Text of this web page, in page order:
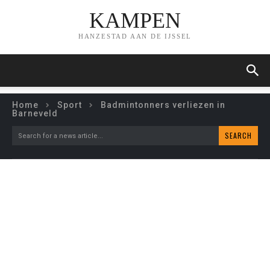
KAMPEN
HANZESTAD AAN DE IJSSEL
Home Sport
Badmintonners verliezen in
Barneveld
Search for a news article... SEARCH